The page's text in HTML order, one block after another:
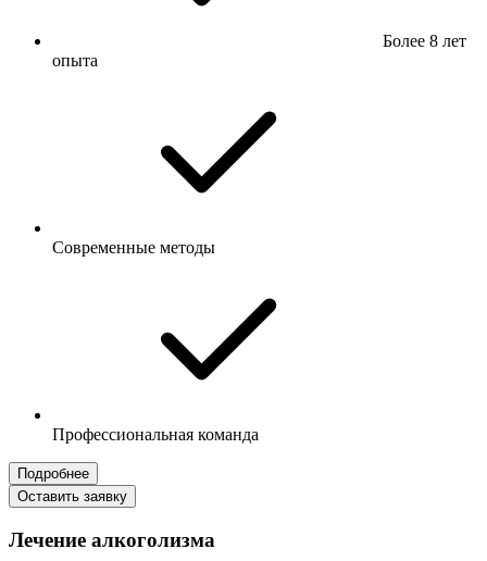
Более 8 лет
опыта
Современные методы
Профессиональная команда
Подробнее
Оставить заявку
Лечение алкоголизма